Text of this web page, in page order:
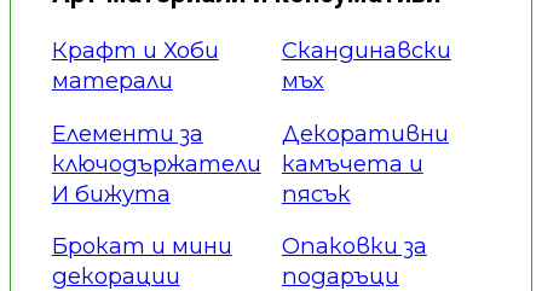
Крафт и Хоби
матерали
Елементи за
ключодържатели
И бижута
Брокат и мини
декорации
Скандинавски
мъх
Декоративни
камъчета и
пясък
Опаковки за
подаръци